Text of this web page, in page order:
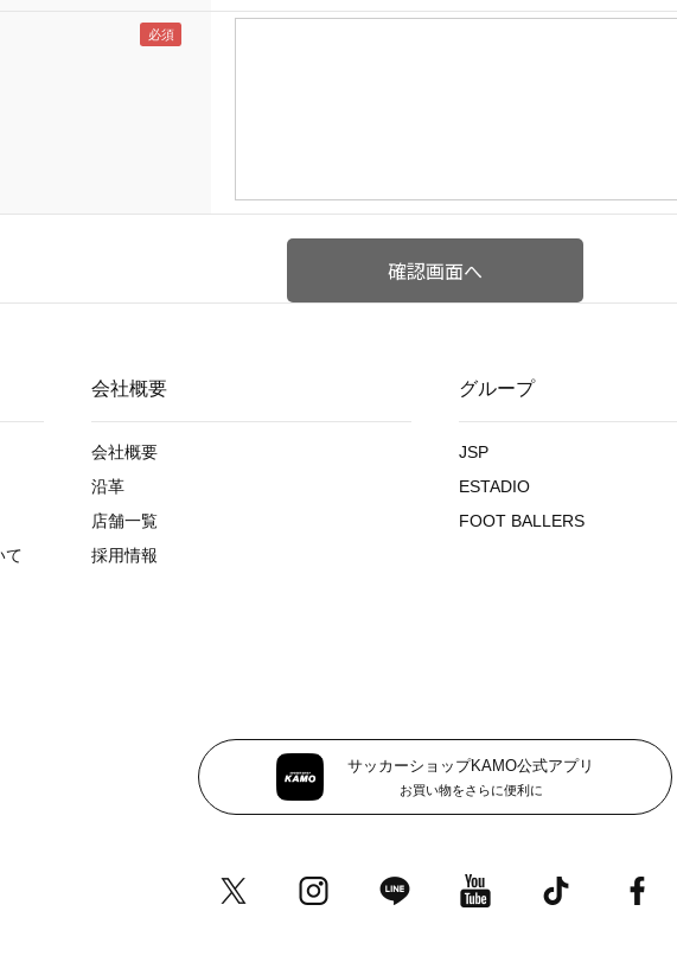
て
会社概要
会社概要
沿革
店舗一覧
採用情報
グループ
JSP
ESTADIO
FOOT BALLERS
サッカーショップKAMO公式アプリ
お買い物をさらに便利に